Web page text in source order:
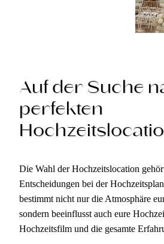
Auf der Suche
perfekten
Die Wahl der Hochzeitslocation
Entscheidungen bei der
bestimmt nicht nur die Atmosphäre
sondern beeinflusst auch eure
Hochzeitsfilm und die gesamte